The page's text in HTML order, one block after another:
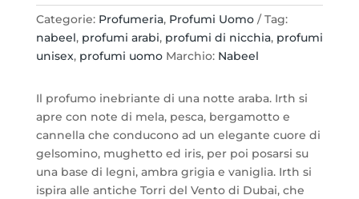
spray
quantità
Categorie: Profumeria, Profumi Uomo
Tag:
nabeel, profumi arabi, profumi di nicchia, profumi
unisex, profumi uomo Marchio: Nabeel
Il profumo inebriante di una notte araba. Irth si
apre con note di mela, pesca, bergamotto e
cannella che conducono ad un elegante cuore di
gelsomino, mughetto ed iris, per poi posarsi su
una base di legni, ambra grigia e vaniglia. Irth si
ispira alle antiche Torri del Vento di Dubai, che